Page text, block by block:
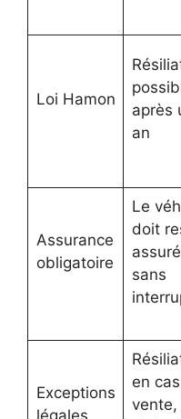
Loi Hamon
après
an
Assurance
obligatoire
Le
doit
assuré
sans
Exceptions
légales
en
vente,